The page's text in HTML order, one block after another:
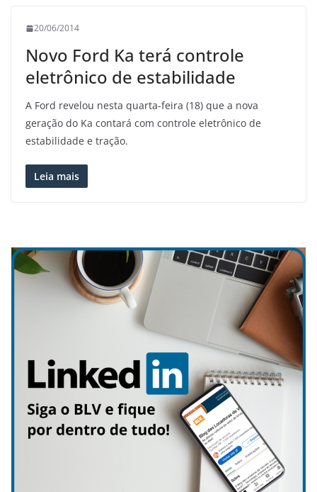
20/06/2014
Novo Ford Ka terá controle
eletrônico de estabilidade
A Ford revelou nesta quarta-feira (18) que a nova
geração do Ka contará com controle eletrônico de
estabilidade e tração.
Leia mais